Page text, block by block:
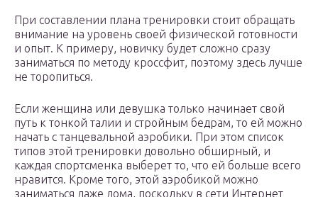
При составлении плана тренировки стоит обращать
внимание на уровень своей физической готовности
и опыт. К примеру, новичку будет сложно сразу
заниматься по методу кроссфит, поэтому здесь лучше
не торопиться.
Если женщина или девушка только начинает свой
путь к тонкой талии и стройным бедрам, то ей можно
начать с танцевальной аэробики. При этом список
типов этой тренировки довольно обширный, и
каждая спортсменка выберет то, что ей больше всего
нравится. Кроме того, этой аэробикой можно
заниматься даже дома, поскольку в сети Интернет